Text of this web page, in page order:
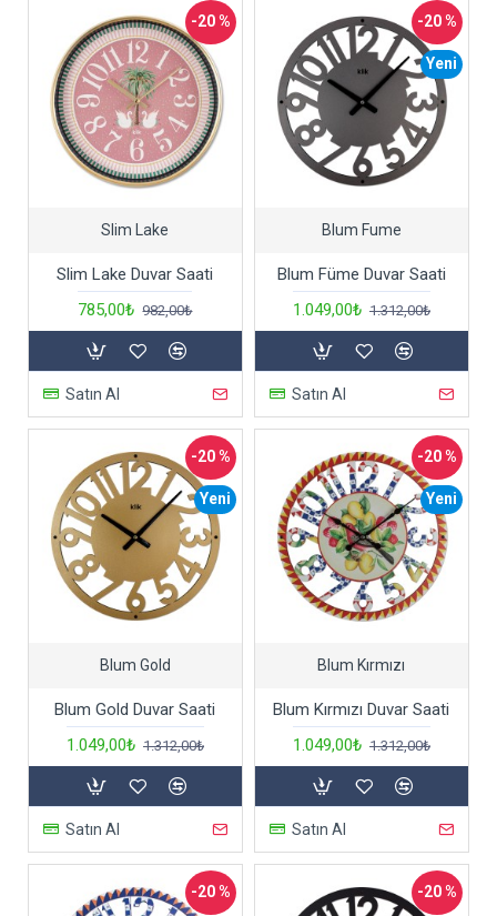
-20 %
Slim Lake
Slim Lake Duvar Saati
785,00₺ 982,00₺
Satın Al
Yeni
-20 %
Blum Fume
Blum Füme Duvar Saati
1.049,00₺ 1.312,00₺
Satın Al
Yeni
-20 %
Blum Gold
Blum Gold Duvar Saati
1.049,00₺ 1.312,00₺
Satın Al
Yeni
-20 %
Blum Kırmızı
Blum Kırmızı Duvar Saati
1.049,00₺ 1.312,00₺
Satın Al
-20 % -20 %